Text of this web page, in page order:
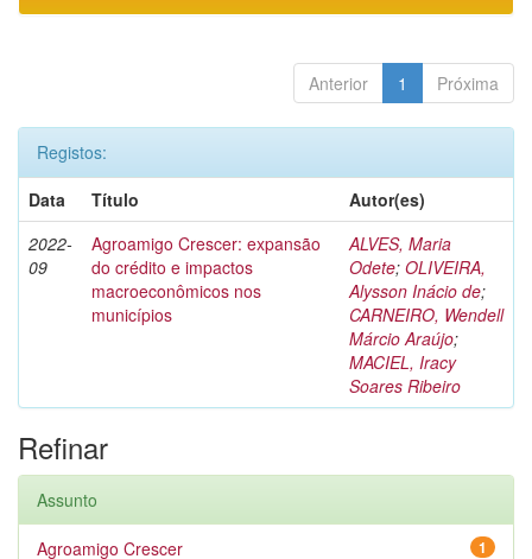
Anterior 1 Próxima
Registos:
Data
Título
Autor(es)
2022-
09
Agroamigo Crescer: expansão
do crédito e impactos
macroeconômicos nos
municípios
ALVES, Maria
Odete; OLIVEIRA,
Alysson Inácio de;
CARNEIRO, Wendell
Márcio Araújo;
MACIEL, Iracy
Soares Ribeiro
Refinar
Assunto
1
Agroamigo Crescer